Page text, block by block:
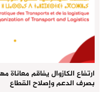
ارتفاع الكازوال يفاقم
بصرف الدعم وإصلاح القطاع